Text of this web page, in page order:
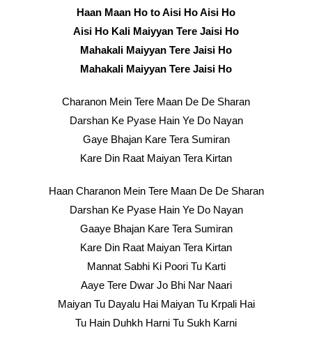
Haan Maan Ho to Aisi Ho Aisi Ho
Aisi Ho Kali Maiyyan Tere Jaisi Ho
Mahakali Maiyyan Tere Jaisi Ho
Mahakali Maiyyan Tere Jaisi Ho
Charanon Mein Tere Maan De De Sharan
Darshan Ke Pyase Hain Ye Do Nayan
Gaye Bhajan Kare Tera Sumiran
Kare Din Raat Maiyan Tera Kirtan
Haan Charanon Mein Tere Maan De De Sharan
Darshan Ke Pyase Hain Ye Do Nayan
Gaaye Bhajan Kare Tera Sumiran
Kare Din Raat Maiyan Tera Kirtan
Mannat Sabhi Ki Poori Tu Karti
Aaye Tere Dwar Jo Bhi Nar Naari
Maiyan Tu Dayalu Hai Maiyan Tu Krpali Hai
Tu Hain Duhkh Harni Tu Sukh Karni